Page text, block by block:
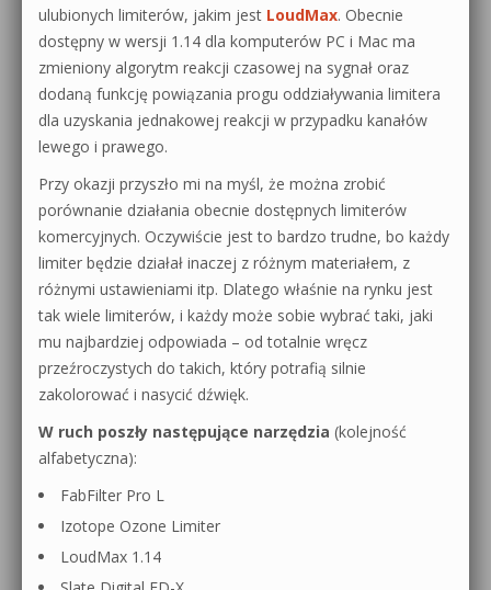
ulubionych limiterów, jakim jest LoudMax. Obecnie
dostępny w wersji 1.14 dla komputerów PC i Mac ma
zmieniony algorytm reakcji czasowej na sygnał oraz
dodaną funkcję powiązania progu oddziaływania limitera
dla uzyskania jednakowej reakcji w przypadku kanałów
lewego i prawego.
Przy okazji przyszło mi na myśl, że można zrobić
porównanie działania obecnie dostępnych limiterów
komercyjnych. Oczywiście jest to bardzo trudne, bo każdy
limiter będzie działał inaczej z różnym materiałem, z
różnymi ustawieniami itp. Dlatego właśnie na rynku jest
tak wiele limiterów, i każdy może sobie wybrać taki, jaki
mu najbardziej odpowiada – od totalnie wręcz
przeźroczystych do takich, który potrafią silnie
zakolorować i nasycić dźwięk.
W ruch poszły następujące narzędzia (kolejność
alfabetyczna):
FabFilter Pro L
Izotope Ozone Limiter
LoudMax 1.14